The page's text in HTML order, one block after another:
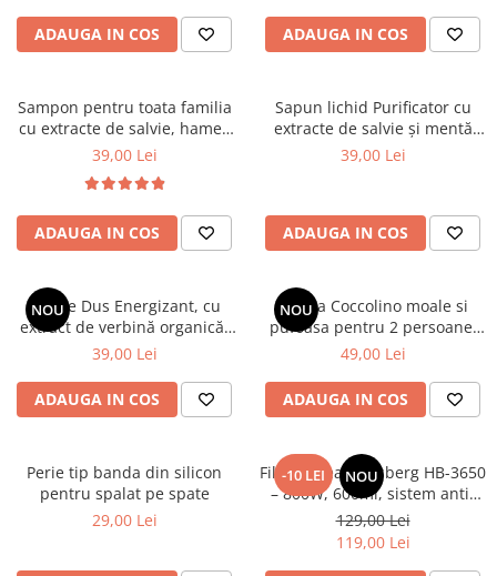
ADAUGA IN COS ADAUGA IN COS
Sampon pentru toata familia
cu extracte de salvie, hamei,
nuca, romanita, lavanda,
Cosmeplant, 1000 ml
39,00 Lei
ADAUGA IN COS
Sapun lichid Purificator cu
extracte de salvie și mentă
organice, 1000 ml
39,00 Lei
ADAUGA IN COS
NOU
Gel de Dus Energizant, cu
extract de verbină organică,
1000 ml
39,00 Lei
ADAUGA IN COS
NOU
Patura Coccolino moale si
pufoasa pentru 2 persoane,
200X230 cm, Maro deschis
49,00 Lei
ADAUGA IN COS
Perie tip banda din silicon
pentru spalat pe spate
29,00 Lei
-10 LEI NOU
Filtru cafea Hausberg HB-3650
– 800W, 600ml, sistem anti-
picurare, negru
129,00 Lei
119,00 Lei